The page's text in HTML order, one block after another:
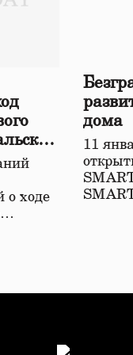
о ходе
дома
11